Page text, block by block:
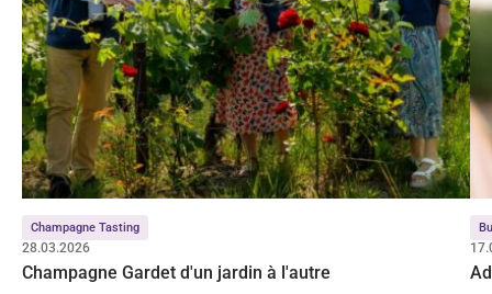
Champagne Tasting
28.03.2026
Champagne Gardet d'un jardin à l'autre